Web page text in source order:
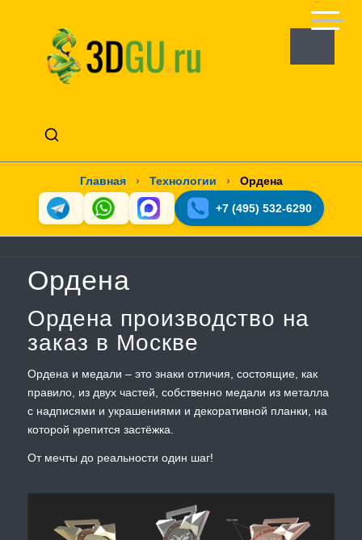
Главная › Технологии › Ордена
+7 (495) 532-6290
Ордена
Ордена производство на
заказ в Москве
Ордена и медали – это знаки отличия, состоящие, как
правило, из двух частей, собственно медали из металла
с надписями и украшениями и декоративной планки, на
которой крепится застёжка.
От мечты до реальности один шаг!